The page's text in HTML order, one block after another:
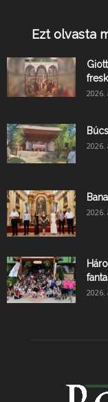
Ezt olvasta
2026.
2026.
2026.
2026.